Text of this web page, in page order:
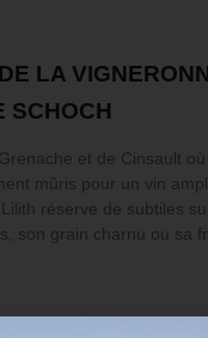
LA
SCHOCH
et de Cinsault
mûris pour un vin
réserve de subtiles
son grain charnu ou sa